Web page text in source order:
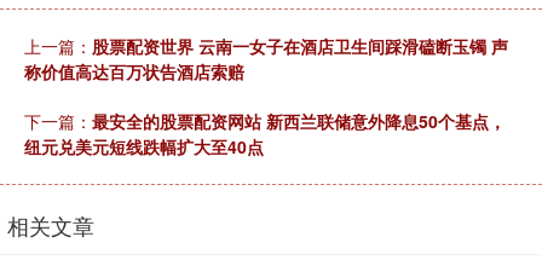
上一篇： 股票配资世界 云南一女子在酒店卫生间踩滑磕断玉镯 声
称价值高达百万状告酒店索赔
下一篇： 最安全的股票配资网站 新西兰联储意外降息50个基点，
纽元兑美元短线跌幅扩大至40点
相关文章